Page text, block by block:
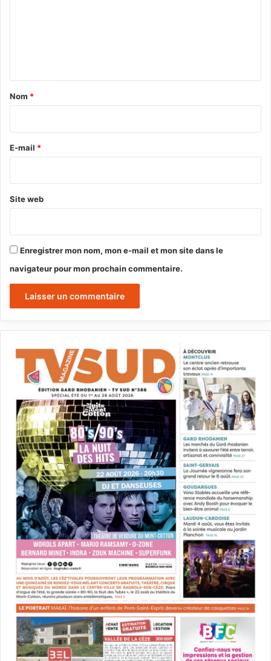
a
e
Nom *
E-mail *
Site web
Enregistrer mon nom, mon e-mail et mon site dans le
navigateur pour mon prochain commentaire.